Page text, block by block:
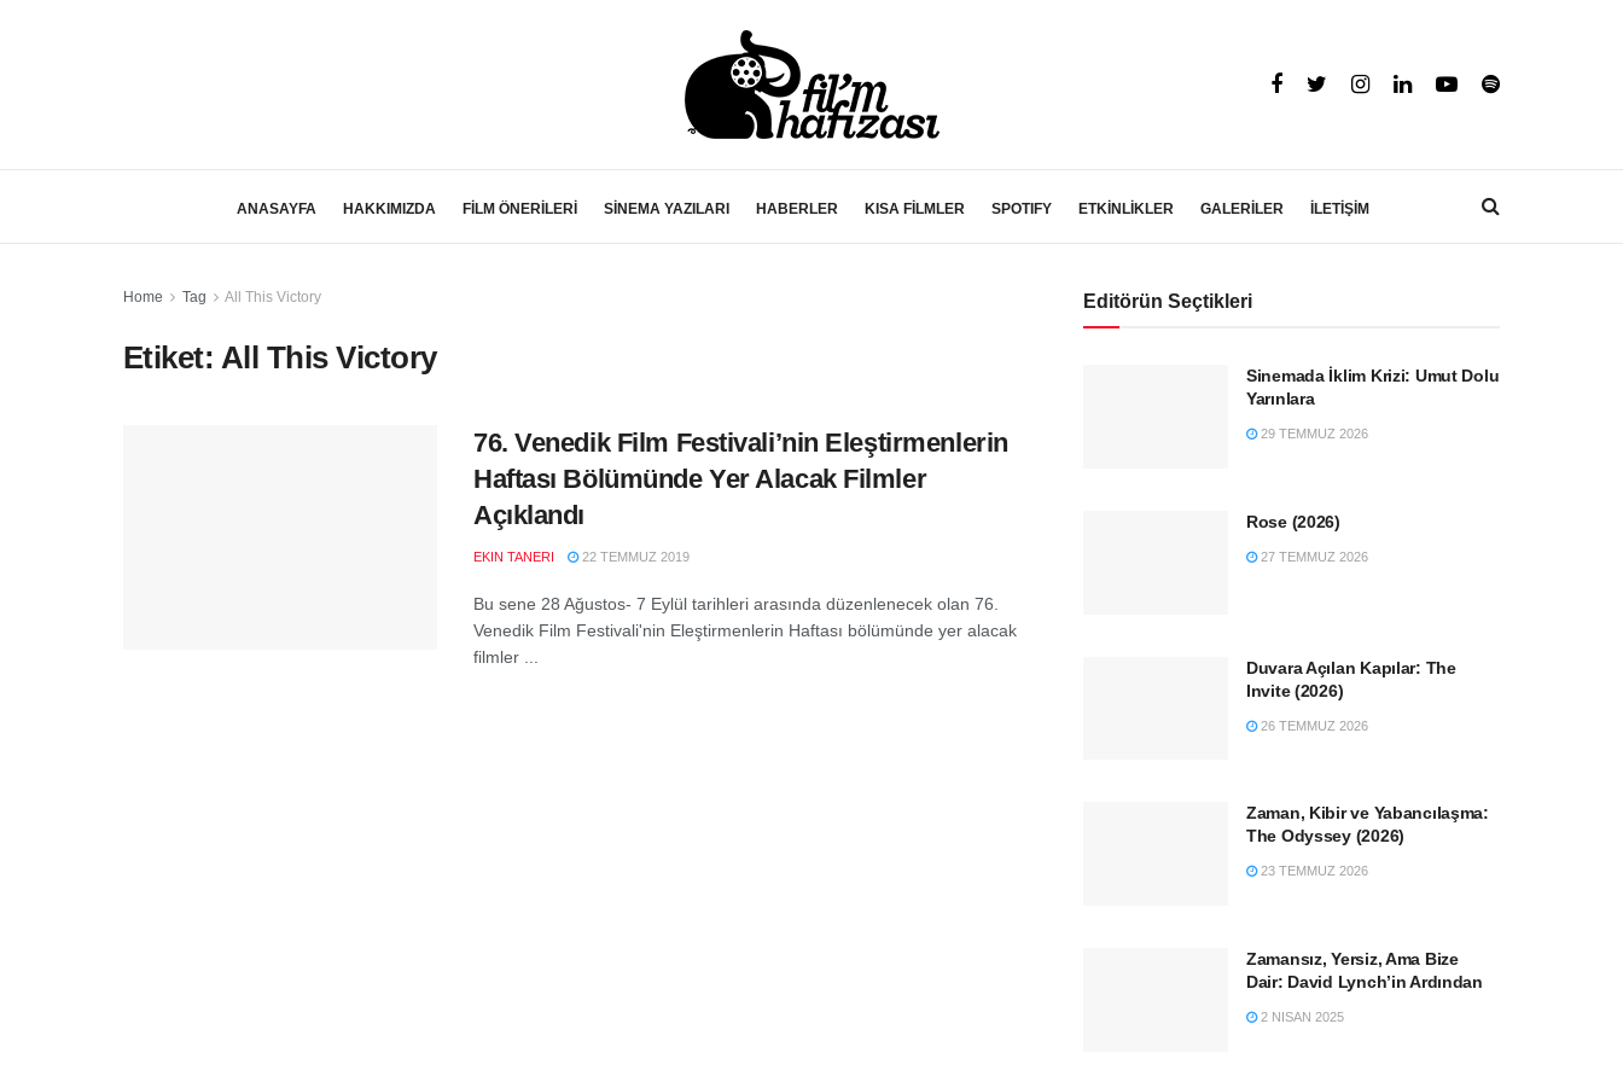
ANASAYFA HAKKIMIZDA FİLM ÖNERİLERİ SİNEMA YAZILARI HABERLER KISA FİLMLER SPOTIFY ETKİNLİKLER GALERİLER İLETİŞİM
Home Tag All This Victory
Etiket: All This Victory
76. Venedik Film Festivali’nin Eleştirmenlerin
Haftası Bölümünde Yer Alacak Filmler
Açıklandı
EKIN TANERI 22 TEMMUZ 2019
Bu sene 28 Ağustos- 7 Eylül tarihleri arasında düzenlenecek olan 76.
Venedik Film Festivali'nin Eleştirmenlerin Haftası bölümünde yer alacak
filmler ...
Editörün Seçtikleri
Sinemada İklim Krizi: Umut Dolu
Yarınlara
29 TEMMUZ 2026
Rose (2026)
27 TEMMUZ 2026
Duvara Açılan Kapılar: The
Invite (2026)
26 TEMMUZ 2026
Zaman, Kibir ve Yabancılaşma:
The Odyssey (2026)
23 TEMMUZ 2026
Zamansız, Yersiz, Ama Bize
Dair: David Lynch’in Ardından
2 NISAN 2025